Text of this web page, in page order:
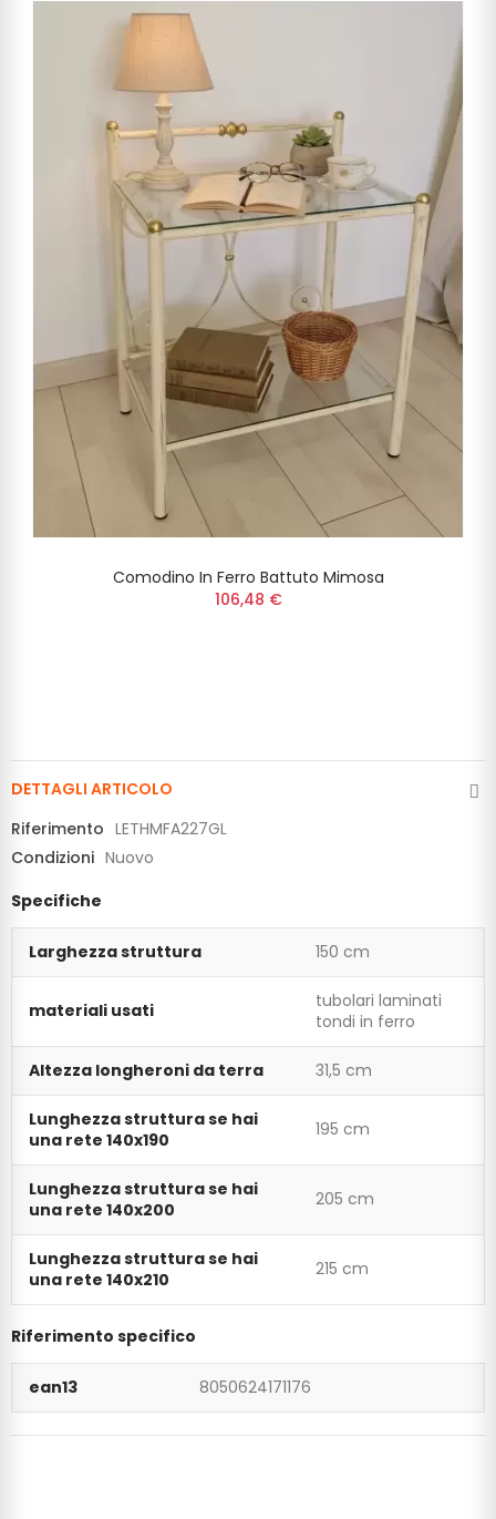
Comodino In Ferro Battuto Mimosa
106,48 €
DETTAGLI ARTICOLO
Riferimento LETHMFA227GL
Condizioni Nuovo
Specifiche
Larghezza struttura 150 cm
materiali usati
tubolari laminati
tondi in ferro
Altezza longheroni da terra 31,5 cm
Lunghezza struttura se hai
una rete 140x190
195 cm
Lunghezza struttura se hai
una rete 140x200
205 cm
Lunghezza struttura se hai
una rete 140x210
215 cm
Riferimento specifico
ean13 8050624171176